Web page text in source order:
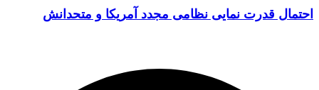
احتمال قدرت نمایی نظامی مجدد آمریکا و متحدانش